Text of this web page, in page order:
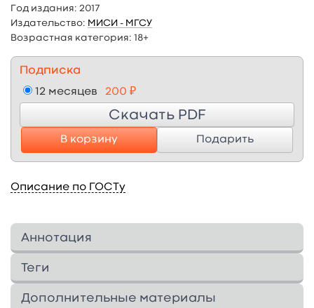
Год издания: 2017
Издательство: МИСИ - МГСУ
Возрастная категория: 18+
Подписка
12 месяцев 200 ₽
Скачать PDF
В корзину Подарить
Описание по ГОСТу
Аннотация
Рассмотрены вопросы строения биосферы,
этапы ее развития, роль и функции живой
материи в процессах круговорота веществ, а
Теги
Дополнительные материалы